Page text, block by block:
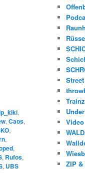
,
, Caos,
,
,
,
, Rufos,
, UBS
Trainz
Video
ZIP